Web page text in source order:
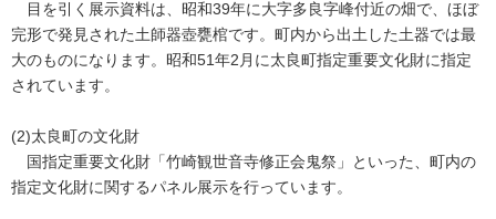
目を引く展示資料は、昭和39年に大字多良字峰付近の畑で、ほぼ
完形で発見された土師器壺甕棺です。町内から出土した土器では最
大のものになります。昭和51年2月に太良町指定重要文化財に指定
されています。
(2)太良町の文化財
国指定重要文化財「竹崎観世音寺修正会鬼祭」といった、町内の
指定文化財に関するパネル展示を行っています。